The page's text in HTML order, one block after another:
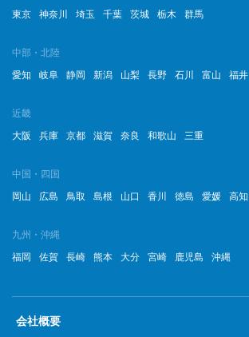
東京
神奈川 埼玉 千葉 茨城 栃木 群馬
中部・北陸
愛知
岐阜 静岡 新潟 山梨 長野 石川 富山 福井
近畿
大阪
兵庫 京都 滋賀 奈良 和歌山 三重
中国・四国
岡山
広島 鳥取 島根 山口 香川 徳島 愛媛 高知
九州・沖縄
福岡
佐賀 長崎 熊本 大分 宮崎 鹿児島 沖縄
会社概要